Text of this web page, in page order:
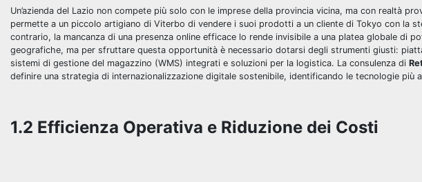
Un’azienda del Lazio non compete più solo con le imprese della provincia vicina, ma con realtà
permette a un piccolo artigiano di Viterbo di vendere i suoi prodotti a un cliente di Tokyo con la
contrario, la mancanza di una presenza online efficace lo rende invisibile a una platea globale di
geografiche, ma per sfruttare questa opportunità è necessario dotarsi degli strumenti giusti:
sistemi di gestione del magazzino (WMS) integrati e soluzioni per la logistica. La consulenza di
definire una strategia di internazionalizzazione digitale sostenibile, identificando le tecnologie
1.2 Efficienza Operativa e Riduzione dei Costi